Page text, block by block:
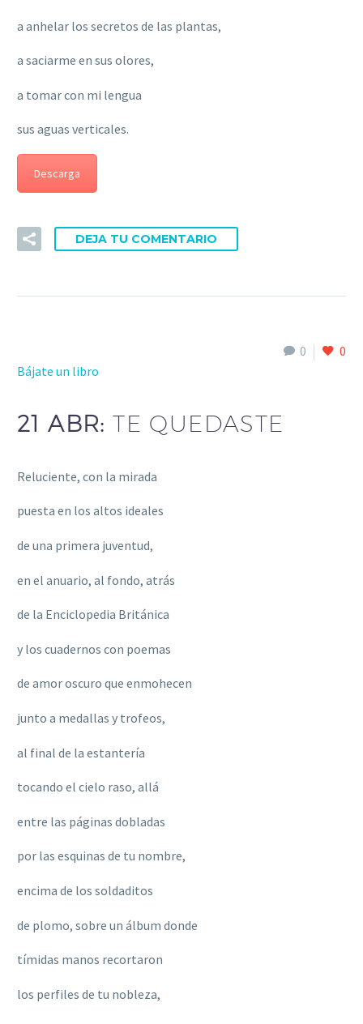
a anhelar los secretos de las plantas,
a saciarme en sus olores,
a tomar con mi lengua
sus aguas verticales.
Descarga
DEJA TU COMENTARIO
0
0
Bájate un libro
21 ABR:TE QUEDASTE
Reluciente, con la mirada
puesta en los altos ideales
de una primera juventud,
en el anuario, al fondo, atrás
de la Enciclopedia Británica
y los cuadernos con poemas
de amor oscuro que enmohecen
junto a medallas y trofeos,
al final de la estantería
tocando el cielo raso, allá
entre las páginas dobladas
por las esquinas de tu nombre,
encima de los soldaditos
de plomo, sobre un álbum donde
tímidas manos recortaron
los perfiles de tu nobleza,